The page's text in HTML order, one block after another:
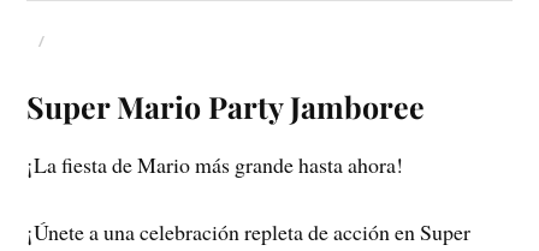
Super Mario Party Jamboree
¡La fiesta de Mario más grande hasta ahora!
¡Únete a una celebración repleta de acción en Super